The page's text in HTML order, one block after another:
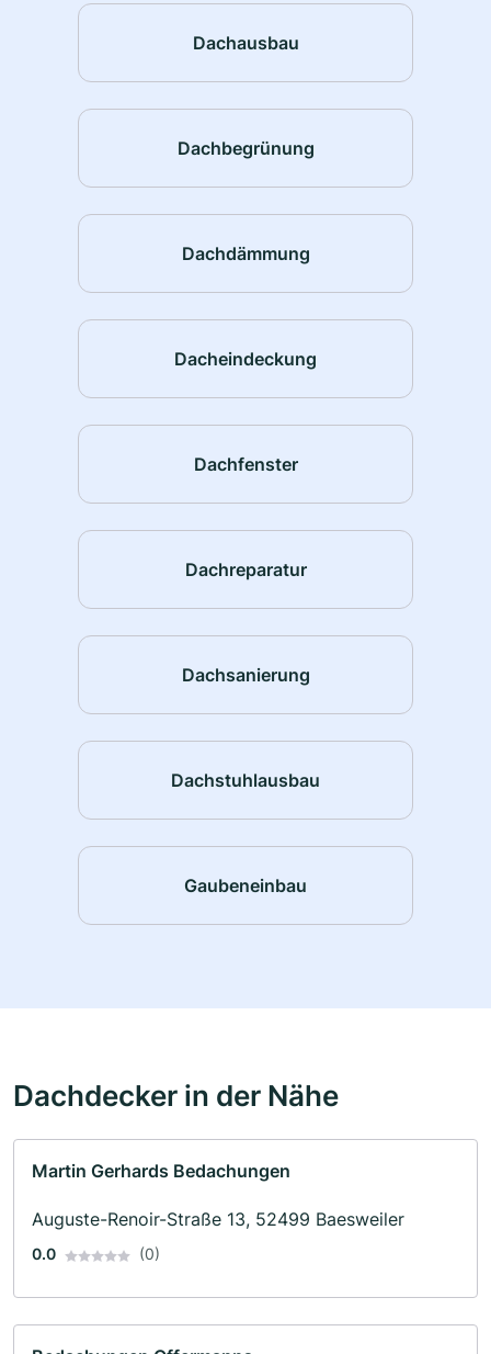
Dachausbau
Dachbegrünung
Dachdämmung
Dacheindeckung
Dachfenster
Dachreparatur
Dachsanierung
Dachstuhlausbau
Gaubeneinbau
Dachdecker in der Nähe
Martin Gerhards Bedachungen
Auguste-Renoir-Straße 13, 52499 Baesweiler
0.0 (0)